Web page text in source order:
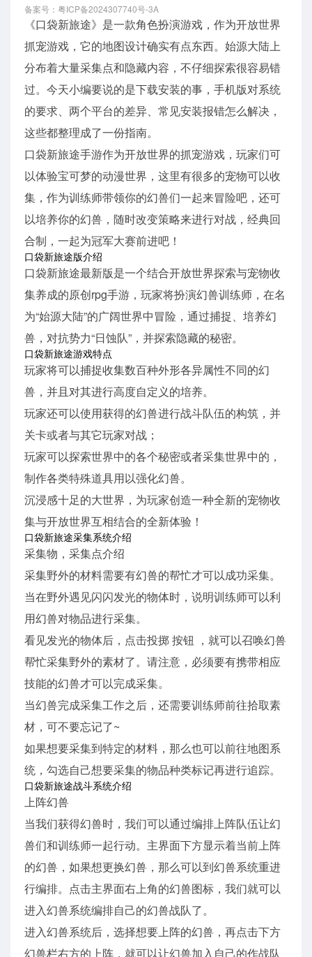
备案号：粤ICP备2024307740号-3A
《口袋新旅途》是一款角色扮演游戏，作为开放世界
抓宠游戏，它的地图设计确实有点东西。始源大陆上
分布着大量采集点和隐藏内容，不仔细探索很容易错
过。今天小编要说的是下载安装的事，手机版对系统
的要求、两个平台的差异、常见安装报错怎么解决，
这些都整理成了一份指南。
口袋新旅途手游作为开放世界的抓宠游戏，玩家们可
以体验宝可梦的动漫世界，这里有很多的宠物可以收
集，作为训练师带领你的幻兽们一起来冒险吧，还可
以培养你的幻兽，随时改变策略来进行对战，经典回
合制，一起为冠军大赛前进吧！
口袋新旅途版介绍
口袋新旅途最新版是一个结合开放世界探索与宠物收
集养成的原创rpg手游，玩家将扮演幻兽训练师，在名
为“始源大陆”的广阔世界中冒险，通过捕捉、培养幻
兽，对抗势力“日蚀队”，并探索隐藏的秘密。
口袋新旅途游戏特点
玩家将可以捕捉收集数百种外形各异属性不同的幻
兽，并且对其进行高度自定义的培养。
玩家还可以使用获得的幻兽进行战斗队伍的构筑，并
关卡或者与其它玩家对战；
玩家可以探索世界中的各个秘密或者采集世界中的，
制作各类特殊道具用以强化幻兽。
沉浸感十足的大世界，为玩家创造一种全新的宠物收
集与开放世界互相结合的全新体验！
口袋新旅途采集系统介绍
采集物，采集点介绍
采集野外的材料需要有幻兽的帮忙才可以成功采集。
当在野外遇见闪闪发光的物体时，说明训练师可以利
用幻兽对物品进行采集。
看见发光的物体后，点击投掷 按钮 ，就可以召唤幻兽
帮忙采集野外的素材了。请注意，必须要有携带相应
技能的幻兽才可以完成采集。
当幻兽完成采集工作之后，还需要训练师前往拾取素
材，可不要忘记了~
如果想要采集到特定的材料，那么也可以前往地图系
统，勾选自己想要采集的物品种类标记再进行追踪。
口袋新旅途战斗系统介绍
上阵幻兽
当我们获得幻兽时，我们可以通过编排上阵队伍让幻
兽们和训练师一起行动。主界面下方显示着当前上阵
的幻兽，如果想更换幻兽，那么可以到幻兽系统重进
行编排。点击主界面右上角的幻兽图标，我们就可以
进入幻兽系统编排自己的幻兽战队了。
进入幻兽系统后，选择想要上阵的幻兽，再点击下方
幻兽栏右方的上阵，就可以让幻兽加入自己的作战队